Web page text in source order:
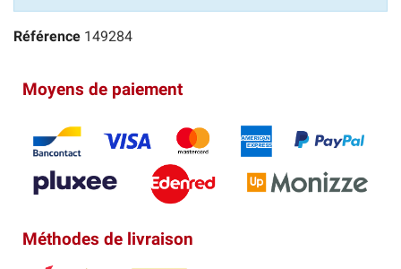
Référence 149284
Moyens de paiement
Méthodes de livraison